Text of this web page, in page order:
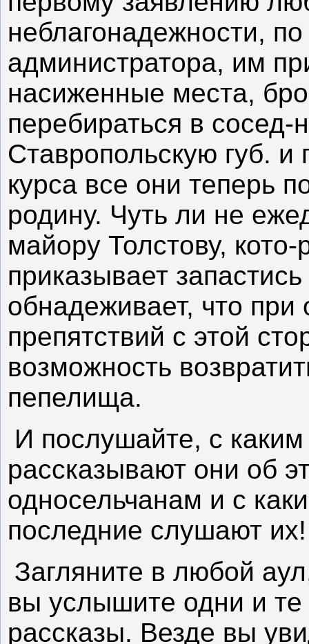
неблагонадежности,
администратора, им
насиженные места,
перебираться в сосед-
Ставропольскую губ.
курса все они теперь
родину. Чуть ли не
майору Толстову,
приказывает
обнадеживает, что при
препятствий с этой
возможность
пепелища.
И послушайте, с
рассказывают они об
односельчанам и с
последние слушают их!
Загляните в любой
вы услышите одни и
рассказы. Везде вы